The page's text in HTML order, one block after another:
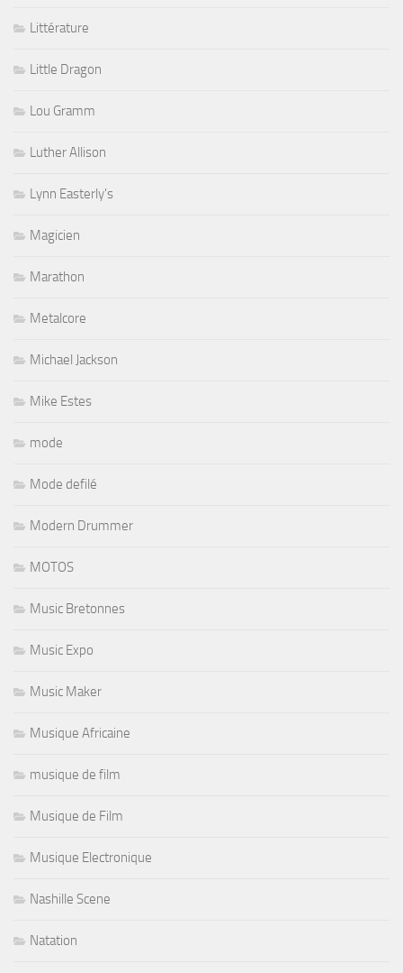
Littérature
Little Dragon
Lou Gramm
Luther Allison
Lynn Easterly's
Magicien
Marathon
Metalcore
Michael Jackson
Mike Estes
mode
Mode defilé
Modern Drummer
MOTOS
Music Bretonnes
Music Expo
Music Maker
Musique Africaine
musique de film
Musique de Film
Musique Electronique
Nashille Scene
Natation